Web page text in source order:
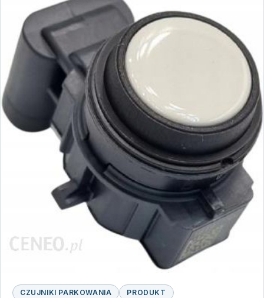
CZUJNIKI PARKOWANIA PRODUKT